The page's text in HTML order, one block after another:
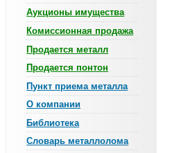
Аукционы имущества
Комиссионная продажа
Продается металл
Продается понтон
Пункт приема металла
О компании
Библиотека
Словарь металлолома